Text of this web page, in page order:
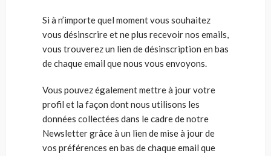
Si à n’importe quel moment vous souhaitez
vous désinscrire et ne plus recevoir nos emails,
vous trouverez un lien de désinscription en bas
de chaque email que nous vous envoyons.
Vous pouvez également mettre à jour votre
profil et la façon dont nous utilisons les
données collectées dans le cadre de notre
Newsletter grâce à un lien de mise à jour de
vos préférences en bas de chaque email que